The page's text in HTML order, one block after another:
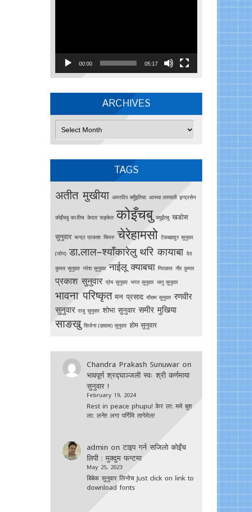
00:00 05:17
ARCHIVES
Archives
TAGS
अतीत मुखीया अमरदिप क्युँइतिचा आस्था लस्पाली इन्द्रसेन
काेइँचबु काःतिच केदार सङ्केत कोइँचबु क्युइँतबु खडोस
सुनुवार चन्द्र प्रकाश चिमरु चेरेहामसो टेकबहादुर सुनुवार
(जोन) डा.लाल–श्याँकारेलु थरि कायाबा देव
कुमार सुनुवार नरेश सुनुवार नाईलू क्याबचा निराकार नीर कुमार
प्रकाश सुनुवार प्रेम सुनुवार भगत सुनुवार भानु सुनुवार
भावना परिष्कृत मन प्रसाद मौसम सुनुवार रणवीर
सुनुवार राजु सुनुवार शोभा सुनुवार समीर मुखिया
साङखु सिर्जना (ङावाच) सुनुवार होम सुनुवार
Chandra Prakash Sunuwaron
भावपूर्ण श्रद्घाञ्जली स्वः श्री कर्णमाया
सुनुवार !
February 19, 2024
Rest in peace phupu! केर ला: ममे बुश
ला: लने!! लगा पर्गिमि तागेमेल!
admin onटाइप गर्न सजिलाे काेइँच
लिपी : मुक्दुम फन्टमा
May 25, 2023
बिबेक सुनुवार लिनोच Just click on link to
download fonts